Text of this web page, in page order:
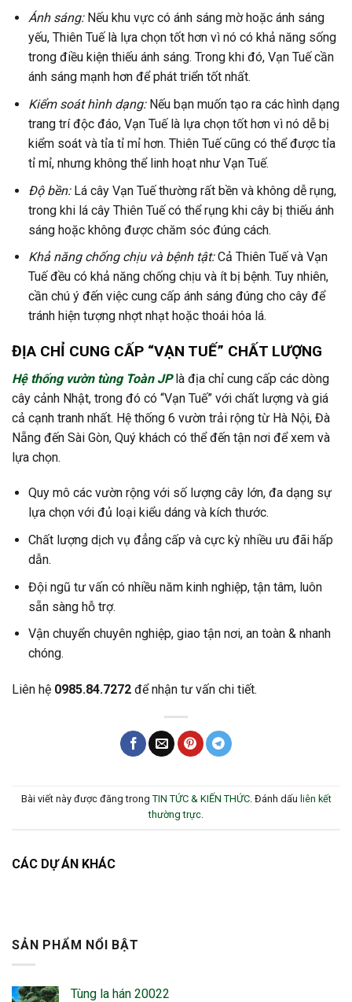
SẢN PHẨM NỔI BẬT
Tùng la hán 20022
Ánh sáng:Nếu khu vực có ánh sáng mờ hoặc ánh sáng
yếu, Thiên Tuế là lựa chọn tốt hơn vì nó có khả năng sống
trong điều kiện thiếu ánh sáng. Trong khi đó, Vạn Tuế cần
ánh sáng mạnh hơn để phát triển tốt nhất.
Kiểm soát hình dạng:Nếu bạn muốn tạo ra các hình dạng
trang trí độc đáo, Vạn Tuế là lựa chọn tốt hơn vì nó dễ bị
kiểm soát và tỉa tỉ mỉ hơn. Thiên Tuế cũng có thể được tỉa
tỉ mỉ, nhưng không thể linh hoạt như Vạn Tuế.
Độ bền:Lá cây Vạn Tuế thường rất bền và không dễ rụng,
trong khi lá cây Thiên Tuế có thể rụng khi cây bị thiếu ánh
sáng hoặc không được chăm sóc đúng cách.
Khả năng chống chịu và bệnh tật:Cả Thiên Tuế và Vạn
Tuế đều có khả năng chống chịu và ít bị bệnh. Tuy nhiên,
cần chú ý đến việc cung cấp ánh sáng đúng cho cây để
tránh hiện tượng nhợt nhạt hoặc thoái hóa lá.
ĐỊA CHỈ CUNG CẤP “VẠN TUẾ” CHẤT LƯỢNG
Hệ thống vườn tùng Toàn JPlà địa chỉ cung cấp các dòng
cây cảnh Nhật, trong đó có “Vạn Tuế” với chất lượng và giá
cả cạnh tranh nhất. Hệ thống 6 vườn trải rộng từ Hà Nội, Đà
Nẵng đến Sài Gòn, Quý khách có thể đến tận nơi để xem và
lựa chọn.
Quy mô các vườn rộng với số lượng cây lớn, đa dạng sự
lựa chọn với đủ loại kiểu dáng và kích thước.
Chất lượng dịch vụ đẳng cấp và cực kỳ nhiều ưu đãi hấp
dẫn.
Đội ngũ tư vấn có nhiều năm kinh nghiệp, tận tâm, luôn
sẵn sàng hỗ trợ.
Vận chuyển chuyên nghiệp, giao tận nơi, an toàn & nhanh
chóng.
Liên hệ 0985.84.7272 để nhận tư vấn chi tiết.
Bài viết này được đăng trong TIN TỨC & KIẾN THỨC. Đánh dấu liên kết
thường trực.
CÁC DỰ ÁN KHÁC